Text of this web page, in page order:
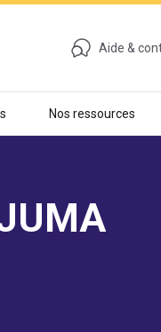
Aide &
Nos ressources